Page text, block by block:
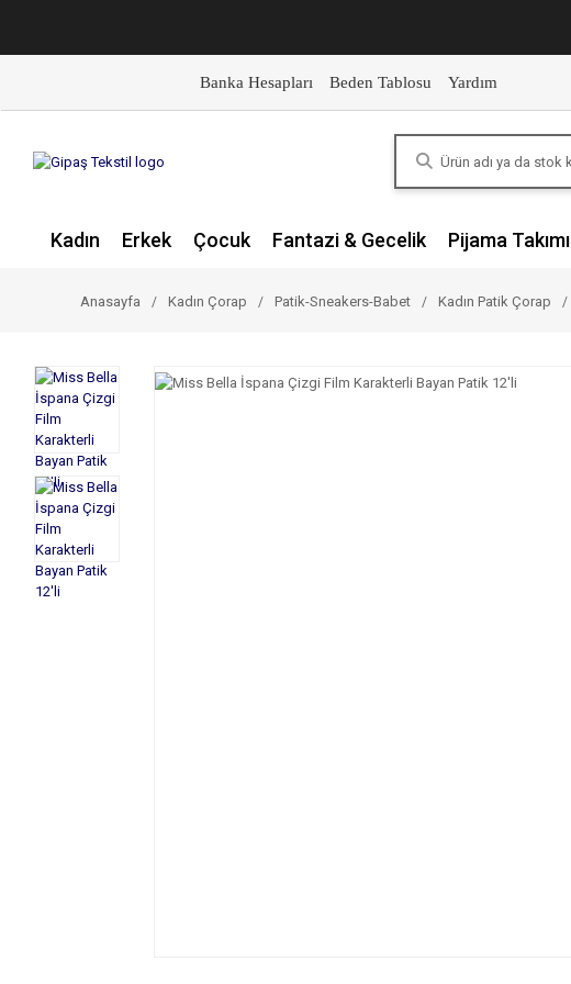
Banka Hesapları Beden Tablosu Yardım
Kadın Erkek Çocuk Fantazi & Gecelik Pijama Takımı
Anasayfa Kadın Çorap Patik-Sneakers-Babet Kadın Patik Çorap